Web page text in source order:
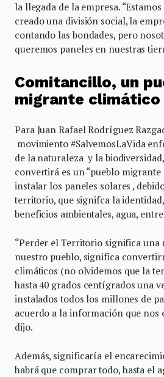
la llegada de la empresa.
creado una división social, la
contando las bondades, pero
queremos paneles en nuestras
Comitancillo, un
migrante climático
Para Juan Rafael Rodríguez
movimiento #SalvemosLaVida
de la naturaleza y la
convertirá es un “pueblo migrante
instalar los paneles solares ,
territorio, que signifca la
beneficios ambientales, agua,
“Perder el Territorio significa una
nuestro pueblo, significa
climáticos (no olvidemos que la
hasta 40 grados centígrados una
instalados todos los millones de
acuerdo a la información que nos
dijo.
Además, significaría el
habrá que comprar todo, hasta el